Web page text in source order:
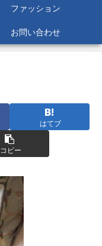
ファッション
お問い合わせ
はてブ
コピー